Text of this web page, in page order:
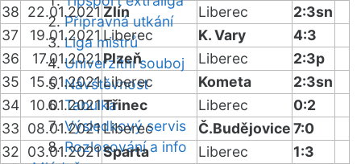
Přípravná utkání
Liga mistrů
Univerzitní souboj
Návštěvnost
Tabulka
Výsledkový servis
Rozlosování a info
38 22.01.2021 Zlín Liberec
2:3sn
37
19.01.2021 Liberec K. Vary
4:3
36
17.01.2021Plzeň Liberec
2:3p
35
15.01.2021Liberec Kometa
2:3sn
34
10.01.2021Třinec Liberec
0:2
33 08.01.2021Liberec Č.Budějovice7:0
32 03.01.2021Sparta Liberec
1:3